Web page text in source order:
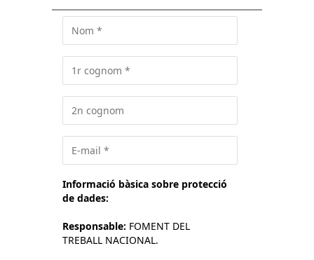
Informació bàsica sobre protecció
de dades:
Responsable: FOMENT DEL
TREBALL NACIONAL.